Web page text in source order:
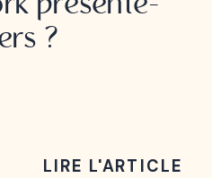
?
LIRE L'ARTICLE